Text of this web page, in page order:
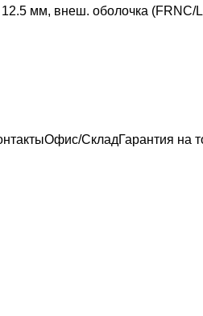
мм, внеш. оболочка (FRNC/
Офис/СкладГарантия на